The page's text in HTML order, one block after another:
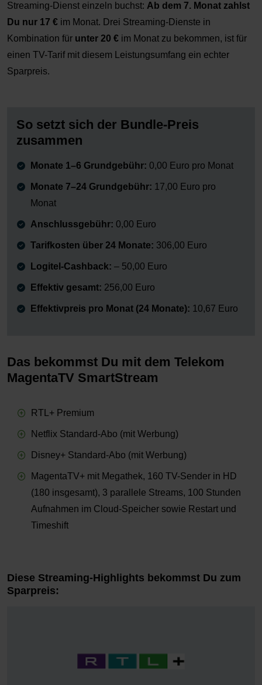
Streaming-Dienst einzeln buchst: Ab dem 7. Monat zahlst
Du nur 17 € im Monat. Drei Streaming-Dienste in
Kombination für unter 20 € im Monat zu bekommen, ist für
einen TV-Tarif mit diesem Leistungsumfang ein echter
Sparpreis.
So setzt sich der Bundle-Preis
zusammen
Monate 1–6 Grundgebühr: 0,00 Euro pro Monat
Monate 7–24 Grundgebühr: 17,00 Euro pro
Monat
Anschlussgebühr: 0,00 Euro
Tarifkosten über 24 Monate: 306,00 Euro
Logitel-Cashback: – 50,00 Euro
Effektiv gesamt: 256,00 Euro
Effektivpreis pro Monat (24 Monate): 10,67 Euro
Das bekommst Du mit dem Telekom
MagentaTV SmartStream
RTL+ Premium
Netflix Standard-Abo (mit Werbung)
Disney+ Standard-Abo (mit Werbung)
MagentaTV+ mit Megathek, 160 TV-Sender in HD
(180 insgesamt), 3 parallele Streams, 100 Stunden
Aufnahmen im Cloud-Speicher sowie Restart und
Timeshift
Diese Streaming-Highlights bekommst Du zum
Sparpreis: